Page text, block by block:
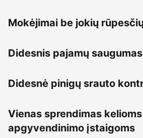
Mokėjimai be jokių
Didesnis pajamų saugumas
Didesnė pinigų srauto
Vienas sprendimas kelioms
apgyvendinimo įstaigoms